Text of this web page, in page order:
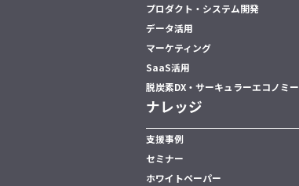
プロダクト・システム開発
データ活用
マーケティング
SaaS活用
脱炭素DX・サーキュラーエコノミー
ナレッジ
支援事例
セミナー
ホワイトペーパー